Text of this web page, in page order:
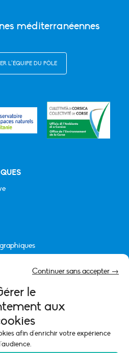
le
aux
afin d'enrichir votre expérience
Continuer sans accepter →
méditerranéennes
L’ÉQUIPE DU PÔLE